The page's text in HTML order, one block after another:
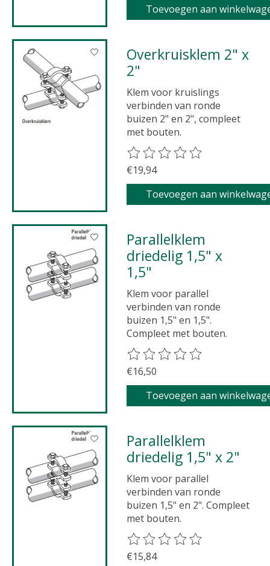
Toevoegen aan
Overkruisklem 2" x
2"
Klem voor kruislings
verbinden van ronde
buizen 2" en 2", compleet
met bouten.
De beoordeling van dit
€19,94
Toevoegen aan
Parallelklem
driedelig 1,5" x
1,5"
Klem voor parallel
verbinden van ronde
buizen 1,5" en 1,5".
Compleet met bouten.
De beoordeling van dit
€16,50
Toevoegen aan
Parallelklem
driedelig 1,5" x 2"
Klem voor parallel
verbinden van ronde
buizen 1,5" en 2". Compleet
met bouten.
De beoordeling van dit
€15,84